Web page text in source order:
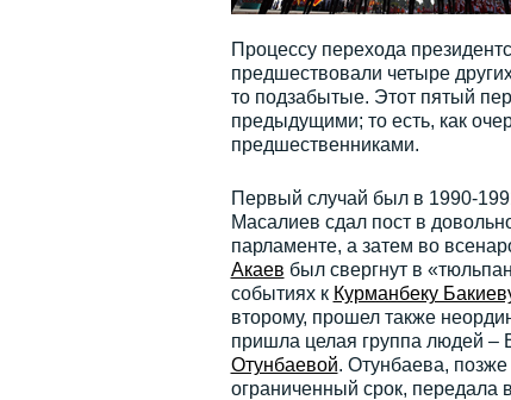
Процессу перехода
предшествовали четыре
то подзабытые. Этот пятый
предыдущими; то есть, как
предшественниками.
Первый случай был в 1990-
Масалиев сдал пост в
парламенте, а затем во
Акаев был свергнут в
событиях к Курманбеку
второму, прошел также
пришла целая группа людей –
Отунбаевой. Отунбаева,
ограниченный срок, передала